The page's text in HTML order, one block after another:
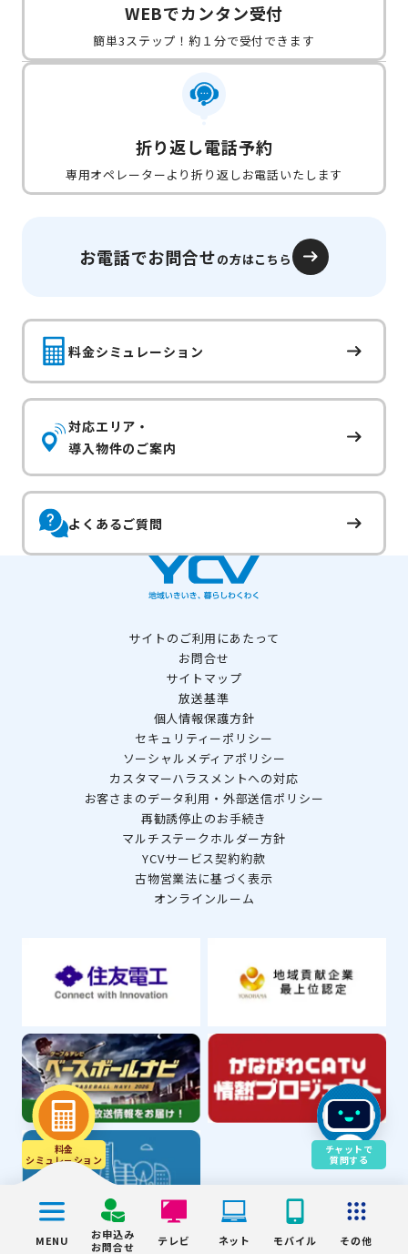
MENU
お申込み
お問合せ
テレビ ネット モバイル その他
WEBでカンタン受付
簡単3ステップ！約１分で受付できます
折り返し電話予約
専用オペレーターより折り返しお電話いたします
お電話でお問合せの方はこちら
料金シミュレーション
対応エリア・
導入物件のご案内
よくあるご質問
料金
シミュレ－ション
サイトのご利用にあたって
お問合せ
サイトマップ
放送基準
個人情報保護方針
セキュリティーポリシー
ソーシャルメディアポリシー
カスタマーハラスメントへの対応
お客さまのデータ利用・外部送信ポリシー
再勧誘停止のお手続き
マルチステークホルダー方針
YCVサービス契約約款
古物営業法に基づく表示
オンラインルーム
© YOKOHAMA CABLE VISION Inc.
チャットで
質問する